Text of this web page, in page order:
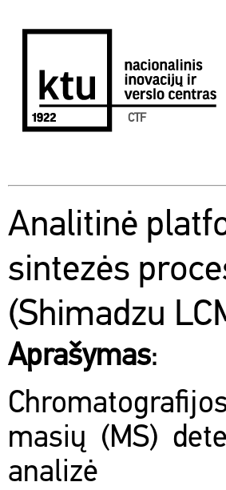
CTF
Analitinė
sintezės
(Shimadzu
Aprašymas:
masių (MS)
analizė